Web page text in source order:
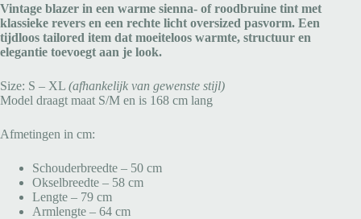
Vintage blazer in een warme sienna- of roodbruine tint met
klassieke revers en een rechte licht oversized pasvorm. Een
tijdloos tailored item dat moeiteloos warmte, structuur en
elegantie toevoegt aan je look.
Size: S – XL (afhankelijk van gewenste stijl)
Model draagt maat S/M en is 168 cm lang
Afmetingen in cm:
Schouderbreedte – 50 cm
Okselbreedte – 58 cm
Lengte – 79 cm
Armlengte – 64 cm